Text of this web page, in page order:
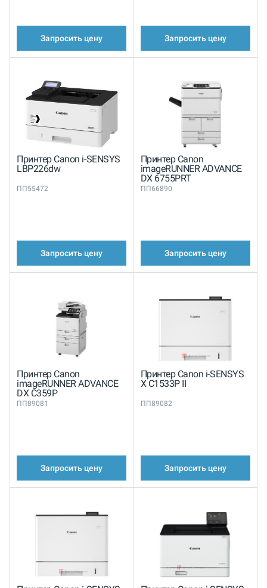
Запросить цену Запросить цену
Принтер Canon i-SENSYS
LBP226dw
ПП55472
Запросить цену
Принтер Canon
imageRUNNER ADVANCE
DX 6755PRT
ПП66890
Запросить цену
Принтер Canon
imageRUNNER ADVANCE
DX C359P
ПП89081
Запросить цену
Принтер Canon i-SENSYS
X C1533P II
ПП89082
Запросить цену